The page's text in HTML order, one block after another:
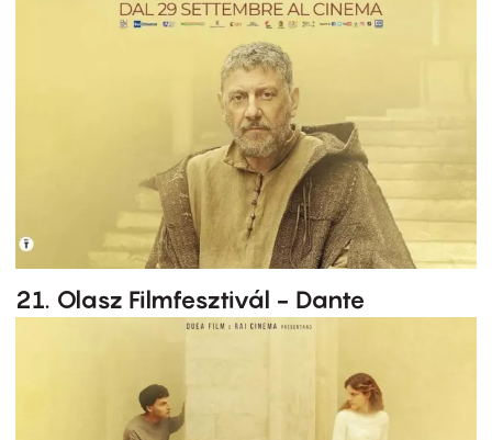
21. Olasz Filmfesztivál - Dante